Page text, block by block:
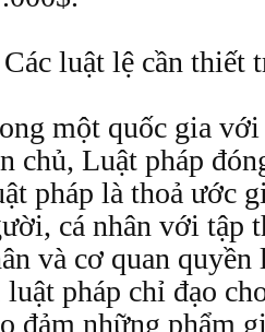
luật lệ cần thiết
một quốc gia
chủ, Luật pháp
pháp là thoả ước
cá nhân với tập
và cơ quan
luật pháp chỉ đạo
đảm những phẩm